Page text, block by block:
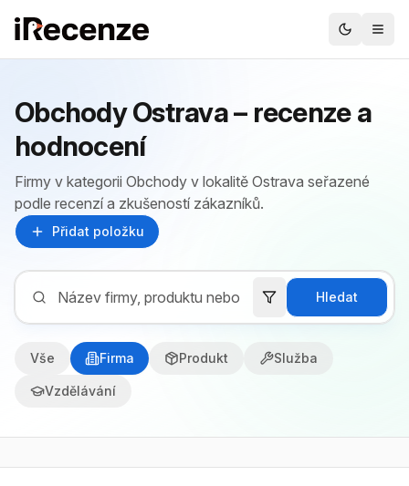
Obchody Ostrava – recenze a
hodnocení
Firmy v kategorii Obchody v lokalitě Ostrava seřazené
podle recenzí a zkušeností zákazníků.
Přidat položku
Hledat
Vše Firma Produkt Služba
Vzdělávání